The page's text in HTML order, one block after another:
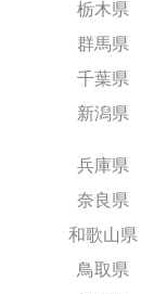
栃木県
群馬県
千葉県
新潟県
兵庫県
奈良県
和歌山県
鳥取県